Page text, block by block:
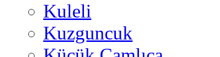
Kuleli
Kuzguncuk